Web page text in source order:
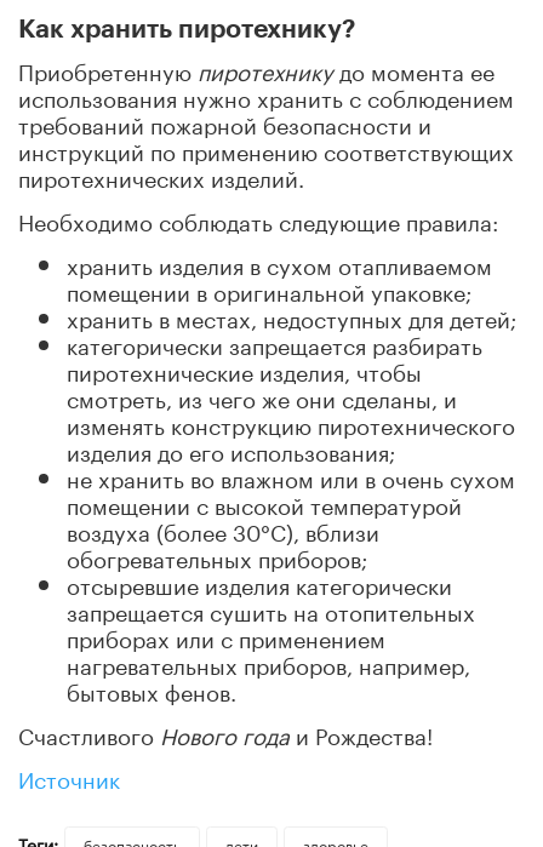
Как хранить пиротехнику?
Приобретенную пиротехникудо момента ее
использования нужно хранить с соблюдением
требований пожарной безопасности и
инструкций по применению соответствующих
пиротехнических изделий.
Необходимо соблюдать следующие правила:
хранить изделия в сухом отапливаемом
помещении в оригинальной упаковке;
хранить в местах, недоступных для детей;
категорически запрещается разбирать
пиротехнические изделия, чтобы
смотреть, из чего же они сделаны, и
изменять конструкцию пиротехнического
изделия до его использования;
не хранить во влажном или в очень сухом
помещении с высокой температурой
воздуха (более 30°С), вблизи
обогревательных приборов;
отсыревшие изделия категорически
запрещается сушить на отопительных
приборах или с применением
нагревательных приборов, например,
бытовых фенов.
Счастливого Нового года и Рождества!
Источник